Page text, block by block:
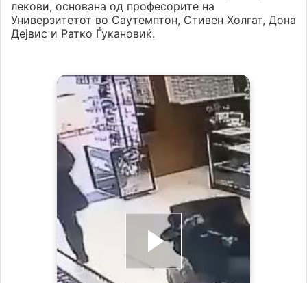
лекови, основана од професорите на
Универзитетот во Саутемптон, Стивен Холгат, Дона
Дејвис и Ратко Ѓукановиќ.